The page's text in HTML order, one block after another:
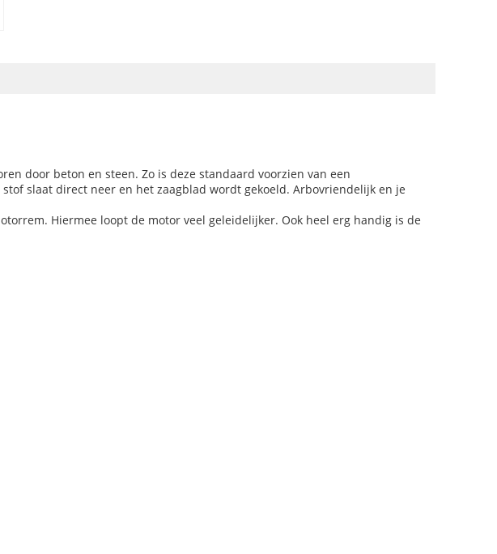
door beton en steen. Zo is deze standaard voorzien van een
slaat direct neer en het zaagblad wordt gekoeld. Arbovriendelijk en je
Hiermee loopt de motor veel geleidelijker. Ook heel erg handig is de